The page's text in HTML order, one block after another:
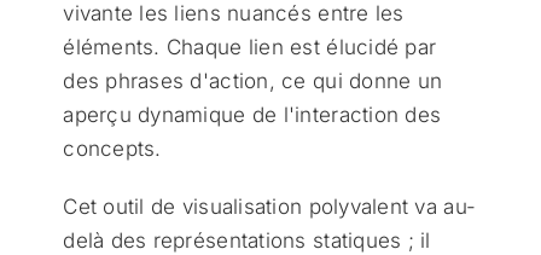
vivante les liens nuancés entre les
éléments. Chaque lien est élucidé par
des phrases d'action, ce qui donne un
aperçu dynamique de l'interaction des
concepts.
Cet outil de visualisation polyvalent va au-
delà des représentations statiques ; il